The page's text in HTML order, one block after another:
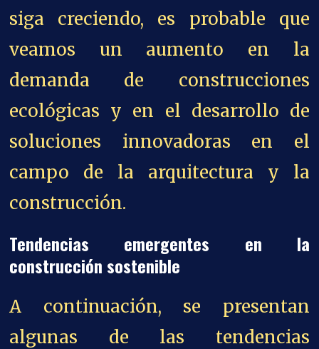
siga creciendo, es probable que
veamos un aumento en la
demanda de construcciones
ecológicas y en el desarrollo de
soluciones innovadoras en el
campo de la arquitectura y la
construcción.
Tendencias emergentes en la
construcción sostenible
A continuación, se presentan
algunas de las tendencias